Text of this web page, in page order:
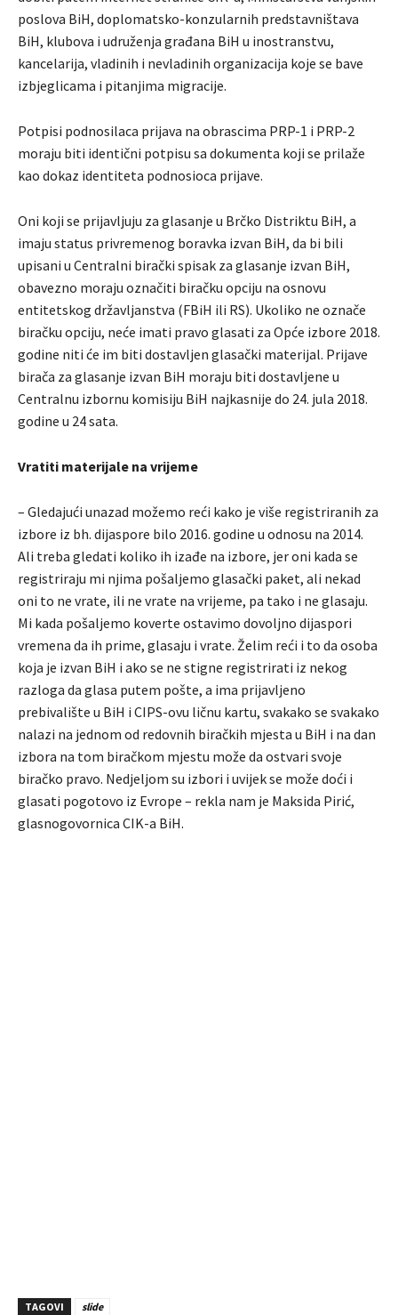
poslova BiH, doplomatsko-konzularnih predstavništava
BiH, klubova i udruženja građana BiH u inostranstvu,
kancelarija, vladinih i nevladinih organizacija koje se bave
izbjeglicama i pitanjima migracije.
Potpisi podnosilaca prijava na obrascima PRP-1 i PRP-2
moraju biti identični potpisu sa dokumenta koji se prilaže
kao dokaz identiteta podnosioca prijave.
Oni koji se prijavljuju za glasanje u Brčko Distriktu BiH, a
imaju status privremenog boravka izvan BiH, da bi bili
upisani u Centralni birački spisak za glasanje izvan BiH,
obavezno moraju označiti biračku opciju na osnovu
entitetskog državljanstva (FBiH ili RS). Ukoliko ne označe
biračku opciju, neće imati pravo glasati za Opće izbore 2018.
godine niti će im biti dostavljen glasački materijal. Prijave
birača za glasanje izvan BiH moraju biti dostavljene u
Centralnu izbornu komisiju BiH najkasnije do 24. jula 2018.
godine u 24 sata.
Vratiti materijale na vrijeme
– Gledajući unazad možemo reći kako je više registriranih za
izbore iz bh. dijaspore bilo 2016. godine u odnosu na 2014.
Ali treba gledati koliko ih izađe na izbore, jer oni kada se
registriraju mi njima pošaljemo glasački paket, ali nekad
oni to ne vrate, ili ne vrate na vrijeme, pa tako i ne glasaju.
Mi kada pošaljemo koverte ostavimo dovoljno dijaspori
vremena da ih prime, glasaju i vrate. Želim reći i to da osoba
koja je izvan BiH i ako se ne stigne registrirati iz nekog
razloga da glasa putem pošte, a ima prijavljeno
prebivalište u BiH i CIPS-ovu ličnu kartu, svakako se svakako
nalazi na jednom od redovnih biračkih mjesta u BiH i na dan
izbora na tom biračkom mjestu može da ostvari svoje
biračko pravo. Nedjeljom su izbori i uvijek se može doći i
glasati pogotovo iz Evrope – rekla nam je Maksida Pirić,
glasnogovornica CIK-a BiH.
TAGOVI slide